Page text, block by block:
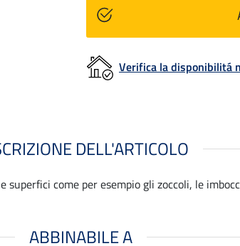
Verifica la disponibilitá
DELL'ARTICOLO
come per esempio gli zoccoli, le
ABBINABILE A